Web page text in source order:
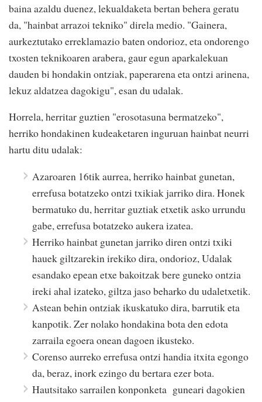
baina azaldu duenez, lekualdaketa bertan behera geratu
da, "hainbat arrazoi tekniko" direla medio. "Gainera,
aurkeztutako erreklamazio baten ondorioz, eta ondorengo
txosten teknikoaren arabera, gaur egun aparkalekuan
dauden bi hondakin ontziak, paperarena eta ontzi arinena,
lekuz aldatzea dagokigu", esan du udalak.
Horrela, herritar guztien "erosotasuna bermatzeko",
herriko hondakinen kudeaketaren inguruan hainbat neurri
hartu ditu udalak:
Azaroaren 16tik aurrea, herriko hainbat gunetan,
errefusa botatzeko ontzi txikiak jarriko dira. Honek
bermatuko du, herritar guztiak etxetik asko urrundu
gabe, errefusa botatzeko aukera izatea.
Herriko hainbat gunetan jarriko diren ontzi txiki
hauek giltzarekin irekiko dira, ondorioz, Udalak
esandako epean etxe bakoitzak bere guneko ontzia
ireki ahal izateko, giltza jaso beharko du udaletxetik.
Astean behin ontziak ikuskatuko dira, barrutik eta
kanpotik. Zer nolako hondakina bota den edota
zarraila egoera onean dagoen ikusteko.
Corenso aurreko errefusa ontzi handia itxita egongo
da, beraz, inork ezingo du bertara ezer bota.
Hautsitako sarrailen konponketa guneari dagokien